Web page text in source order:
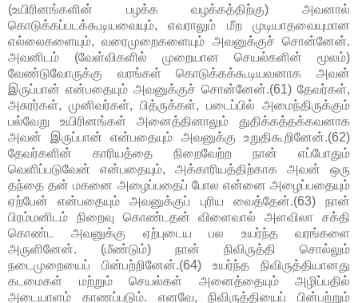
(உயிரினங்களின் பழக்க வழக்கத்திற்கு) அவனால்
கொடுக்கப்படக்கூடியவையும், எவராலும் மீற முடியாதவையுமான
எல்லைகளையும், வரைமுறைகளையும் அவனுக்குச் சொன்னேன்.
அவனிடம் (வேள்விகளில் முறையான செயல்களின் மூலம்)
வேண்டுவோருக்கு வரங்கள் கொடுக்கக்கூடியவனாக அவன்
இருப்பான் என்பதையும் அவனுக்குச் சொன்னேன்.(61) தேவர்கள்,
அசுரர்கள், முனிவர்கள், பித்ருக்கள், படைப்பில் அமைந்திருக்கும்
பல்வேறு உயிரினங்கள் அனைத்தினாலும் துதிக்கத்தக்கவனாக
அவன் இருப்பான் என்பதையும் அவனுக்கு உறுதிகூறினேன்.(62)
தேவர்களின் காரியத்தை நிறைவேற்ற நான் எப்போதும்
வெளிப்படுவேன் என்பதையும், அக்காரியத்திற்காக அவன் ஒரு
தந்தை தன் மகனை அழைப்பதைப் போல என்னை அழைப்பதையும்
ஏற்பேன் என்பதையும் அவனுக்குப் புரிய வைத்தேன்.(63) நான்
பிரம்மனிடம் நிறைவு கொண்டதன் விளைவால் அளவிலா சக்தி
கொண்ட அவனுக்கு ஏற்புடைய பல உயர்ந்த வரங்களை
அருளினேன். (மீண்டும்) நான் நிவிருத்தி சொல்லும்
நடைமுறையைப் பின்பற்றினேன்.(64) உயர்ந்த நிவிருத்தியானது
கடமைகள் மற்றும் செயல்கள் அனைத்தையும் அழிப்பதில்
அடையாளம் காணப்படும். எனவே, நிவிருத்தியைப் பின்பற்றும்